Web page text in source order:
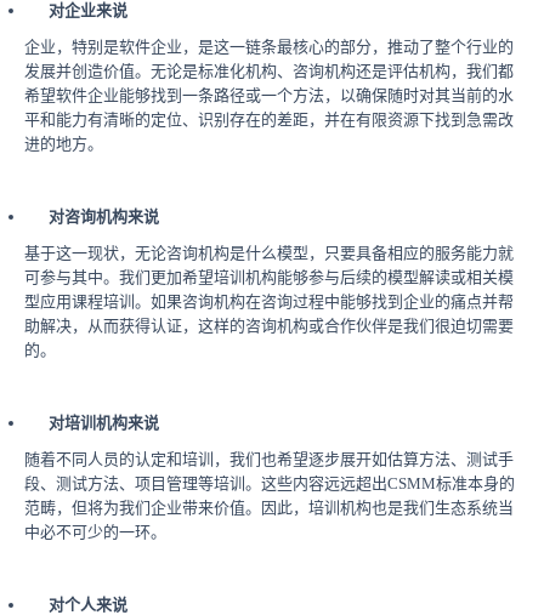
对企业来说
企业，特别是软件企业，是这一链条最核心的部分，推动了整个行业的
发展并创造价值。无论是标准化机构、咨询机构还是评估机构，我们都
希望软件企业能够找到一条路径或一个方法，以确保随时对其当前的水
平和能力有清晰的定位、识别存在的差距，并在有限资源下找到急需改
进的地方。
对咨询机构来说
基于这一现状，无论咨询机构是什么模型，只要具备相应的服务能力就
可参与其中。我们更加希望培训机构能够参与后续的模型解读或相关模
型应用课程培训。如果咨询机构在咨询过程中能够找到企业的痛点并帮
助解决，从而获得认证，这样的咨询机构或合作伙伴是我们很迫切需要
的。
对培训机构来说
随着不同人员的认定和培训，我们也希望逐步展开如估算方法、测试手
段、测试方法、项目管理等培训。这些内容远远超出CSMM标准本身的
范畴，但将为我们企业带来价值。因此，培训机构也是我们生态系统当
中必不可少的一环。
对个人来说